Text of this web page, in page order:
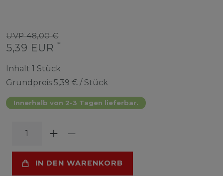
UVP 48,00 €
5,39 EUR *
Inhalt 1 Stück
Grundpreis 5,39 € / Stück
Innerhalb von 2-3 Tagen lieferbar.
IN DEN WARENKORB